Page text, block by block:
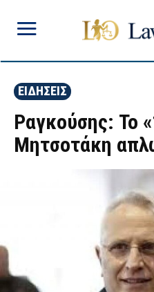
ΕΙΔΗΣΕΙΣ
Ραγκούσης: Το
Μητσοτάκη